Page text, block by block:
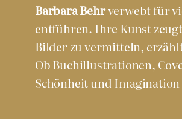
Barbara Behrverwebt für
entführen. Ihre Kunst
Bilder zu vermitteln,
Ob Buchillustrationen,
Schönheit und